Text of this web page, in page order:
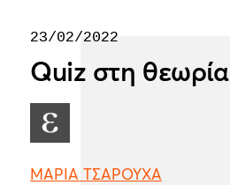
23/02/2022
Quiz στη θεωρία
ΜΑΡΙΑ ΤΣΑΡΟΥΧΑ